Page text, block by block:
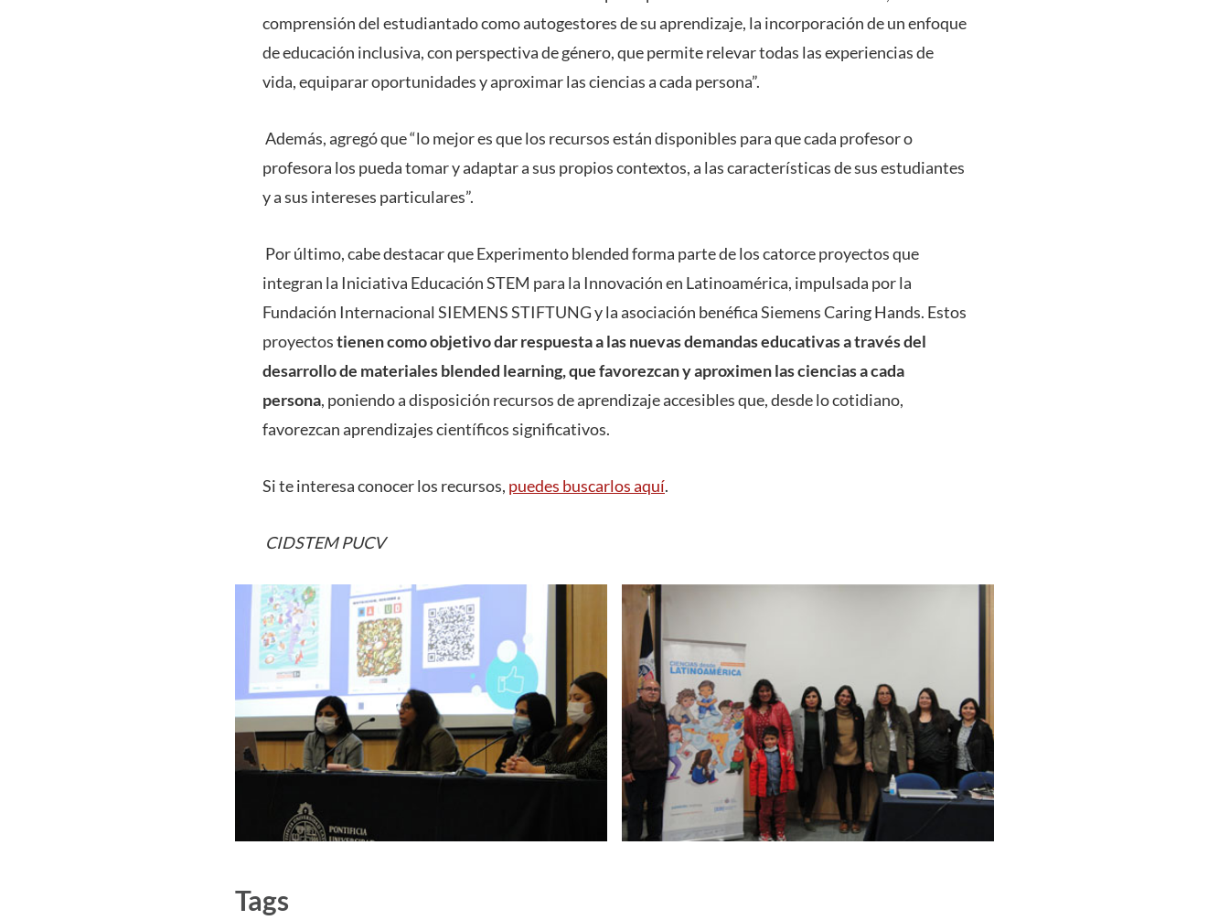
comprensión del estudiantado como autogestores de su aprendizaje, la incorporación de un enfoque
de educación inclusiva, con perspectiva de género, que permite relevar todas las experiencias de
vida, equiparar oportunidades y aproximar las ciencias a cada persona”.
Además, agregó que “lo mejor es que los recursos están disponibles para que cada profesor o
profesora los pueda tomar y adaptar a sus propios contextos, a las características de sus estudiantes
y a sus intereses particulares”.
Por último, cabe destacar que Experimento blended forma parte de los catorce proyectos que
integran la Iniciativa Educación STEM para la Innovación en Latinoamérica, impulsada por la
Fundación Internacional SIEMENS STIFTUNG y la asociación benéfica Siemens Caring Hands. Estos
proyectostienen como objetivo dar respuesta a las nuevas demandas educativas a través del
desarrollo de materiales blended learning, que favorezcan y aproximen las ciencias a cada
persona, poniendo a disposición recursos de aprendizaje accesibles que, desde lo cotidiano,
favorezcan aprendizajes científicos significativos.
Si te interesa conocer los recursos, puedes buscarlos aquí.
CIDSTEM PUCV
Tags